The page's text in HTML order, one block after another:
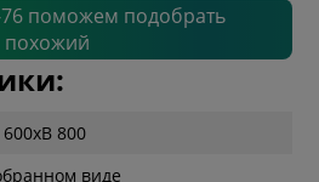
76 поможем подобрать
похожий
600xВ 800
виде